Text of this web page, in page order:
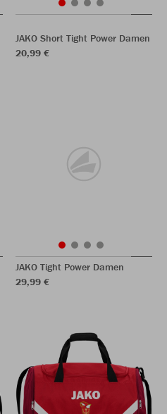
JAKO Short Tight Power Damen
20,99 €
JAKO Tight Power Damen
29,99 €